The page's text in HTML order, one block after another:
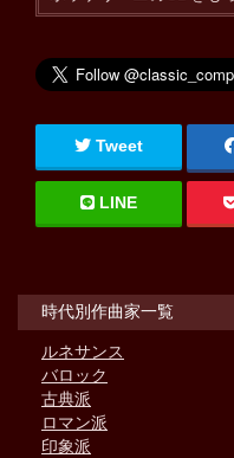
Tweet
LINE
時代別作曲家一覧
ルネサンス
バロック
古典派
ロマン派
印象派